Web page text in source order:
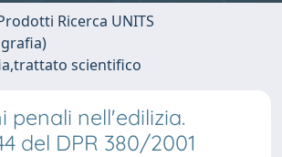
Ricerca UNITS
scientifico
penali nell'edilizia.
del DPR 380/2001